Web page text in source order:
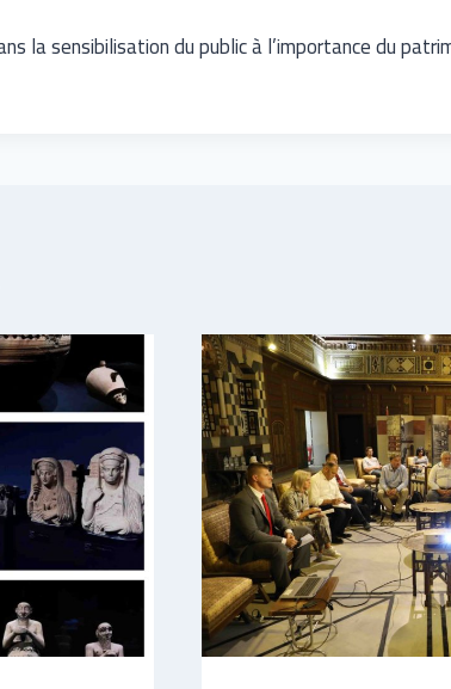
la sensibilisation du public à l’importance du